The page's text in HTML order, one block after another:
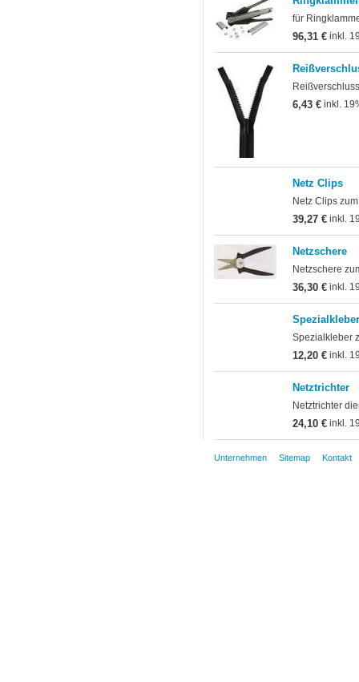
für
96,31 €inkl.
6,43 €inkl.
Netz Clips
Netz Clips
39,27 €inkl.
Netzschere
Netzschere
36,30 €inkl.
Spezialkleber
Spezialkleber
12,20 €inkl.
Netztrichter
Netztrichter
24,10 €inkl.
Unternehmen Sitemap Kontakt